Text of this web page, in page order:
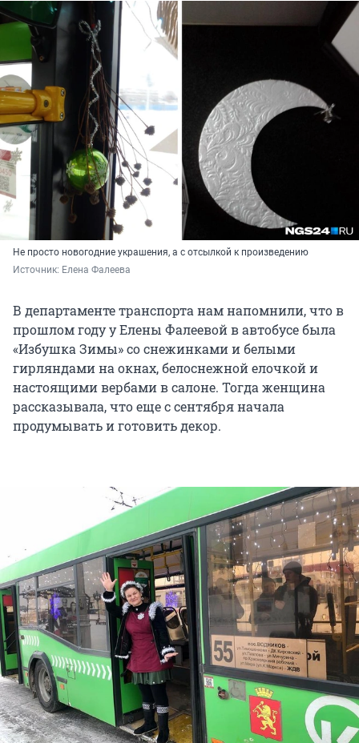
Не просто новогодние украшения, а с отсылкой к произведению
Источник: Елена Фалеева
В департаменте транспорта нам напомнили, что в
прошлом году у Елены Фалеевой в автобусе была
«Избушка Зимы» со снежинками и белыми
гирляндами на окнах, белоснежной елочкой и
настоящими вербами в салоне. Тогда женщина
рассказывала, что еще с сентября начала
продумывать и готовить декор.